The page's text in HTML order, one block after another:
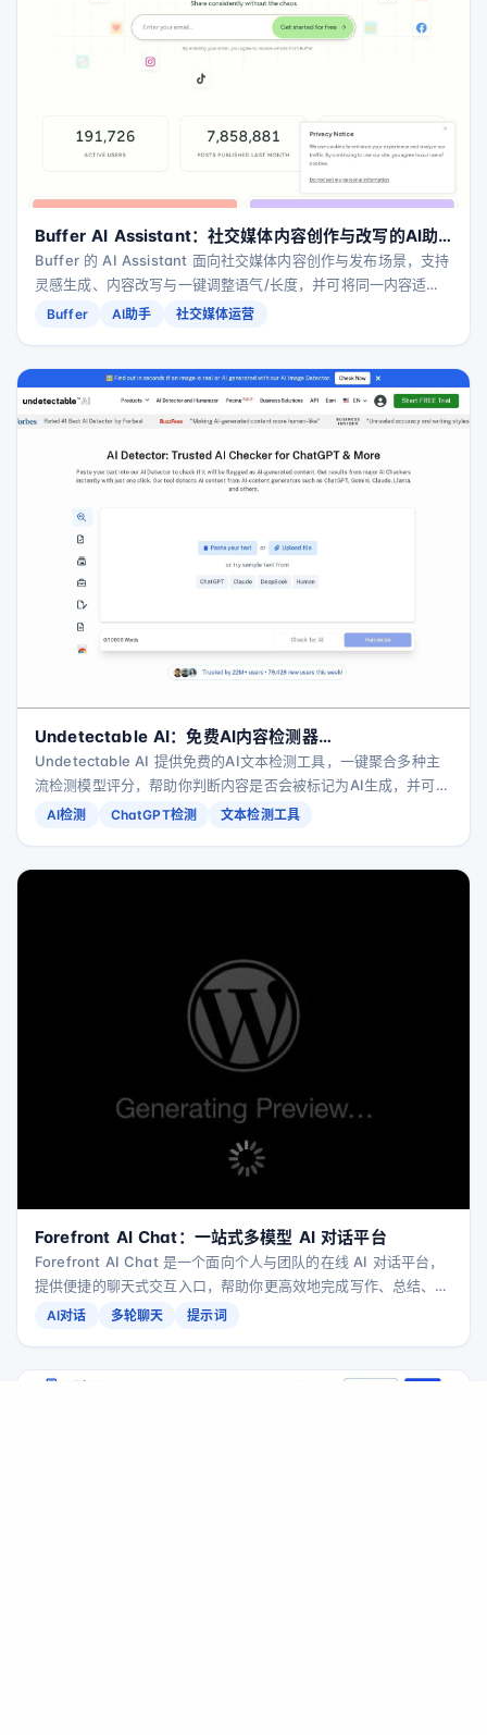
Buffer AI Assistant：社交媒体内容创作与改写的AI助
手
Buffer 的 AI Assistant 面向社交媒体内容创作与发布场景，支持
灵感生成、内容改写与一键调整语气/长度，并可将同一内容适配
LinkedIn、Threads、X（Twitter）、Instagram、Bluesky 等
Buffer AI助手 社交媒体运营
Undetectable AI：免费AI内容检测器
（ChatGPT/Gemini/Claude等）
Undetectable AI 提供免费的AI文本检测工具，一键聚合多种主
流检测模型评分，帮助你判断内容是否会被标记为AI生成，并可在
需要时将文本“人类化”以降低被检测风险。
AI检测 ChatGPT检测 文本检测工具
Forefront AI Chat：一站式多模型 AI 对话平台
Forefront AI Chat 是一个面向个人与团队的在线 AI 对话平台，
提供便捷的聊天式交互入口，帮助你更高效地完成写作、总结、头
脑风暴与日常问答等任务。
AI对话 多轮聊天 提示词